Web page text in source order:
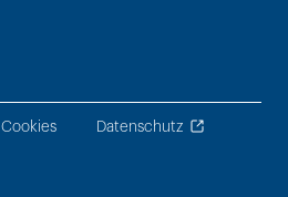
Cookies Datenschutz